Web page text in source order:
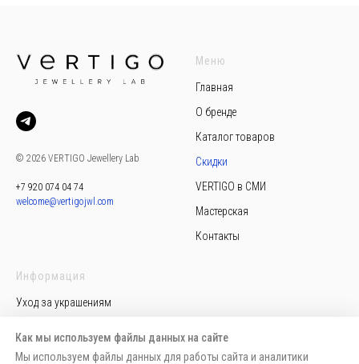
Как мы используем файлы данных на сайте
Мы используем файлы данных для работы сайта и аналитики
© 2026 VERTIGO Jewellery Lab
+7 920 074 04 74
welcome@vertigojwl.com
Меню
Главная
О бренде
Каталог товаров
Скидки
VERTIGO в СМИ
Мастерская
Контакты
Информация
Уход за украшениям
Пользовательское соглашение